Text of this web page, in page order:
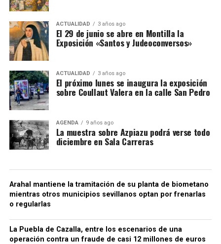
ACTUALIDAD 3 años ago
El 29 de junio se abre en Montilla la
Exposición «Santos y Judeoconversos»
ACTUALIDAD 3 años ago
El próximo lunes se inaugura la exposición
sobre Coullaut Valera en la calle San Pedro
AGENDA 9 años ago
La muestra sobre Azpiazu podrá verse todo
diciembre en Sala Carreras
Arahal mantiene la tramitación de su planta de biometano
mientras otros municipios sevillanos optan por frenarlas
o regularlas
La Puebla de Cazalla, entre los escenarios de una
operación contra un fraude de casi 12 millones de euros